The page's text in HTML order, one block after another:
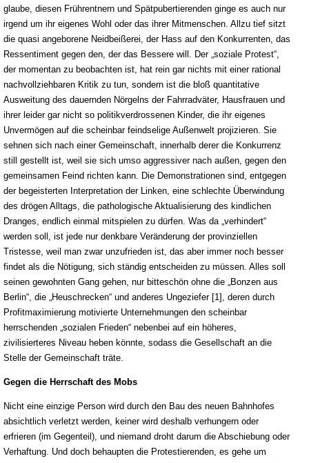
glaube, diesen Frührentnern und Spätpubertierenden ginge es auch nur
irgend um ihr eigenes Wohl oder das ihrer Mitmenschen. Allzu tief sitzt
die quasi angeborene Neidbeißerei, der Hass auf den Konkurrenten, das
Ressentiment gegen den, der das Bessere will. Der „soziale Protest“,
der momentan zu beobachten ist, hat rein gar nichts mit einer rational
nachvollziehbaren Kritik zu tun, sondern ist die bloß quantitative
Ausweitung des dauernden Nörgelns der Fahrradväter, Hausfrauen und
ihrer leider gar nicht so politikverdrossenen Kinder, die ihr eigenes
Unvermögen auf die scheinbar feindselige Außenwelt projizieren. Sie
sehnen sich nach einer Gemeinschaft, innerhalb derer die Konkurrenz
still gestellt ist, weil sie sich umso aggressiver nach außen, gegen den
gemeinsamen Feind richten kann. Die Demonstrationen sind, entgegen
der begeisterten Interpretation der Linken, eine schlechte Überwindung
des drögen Alltags, die pathologische Aktualisierung des kindlichen
Dranges, endlich einmal mitspielen zu dürfen. Was da „verhindert“
werden soll, ist jede nur denkbare Veränderung der provinziellen
Tristesse, weil man zwar unzufrieden ist, das aber immer noch besser
findet als die Nötigung, sich ständig entscheiden zu müssen. Alles soll
seinen gewohnten Gang gehen, nur bitteschön ohne die „Bonzen aus
Berlin“, die „Heuschrecken“ und anderes Ungeziefer [1], deren durch
Profitmaximierung motivierte Unternehmungen den scheinbar
herrschenden „sozialen Frieden“ nebenbei auf ein höheres,
zivilisierteres Niveau heben könnte, sodass die Gesellschaft an die
Stelle der Gemeinschaft träte.
Gegen die Herrschaft des Mobs
Nicht eine einzige Person wird durch den Bau des neuen Bahnhofes
absichtlich verletzt werden, keiner wird deshalb verhungern oder
erfrieren (im Gegenteil), und niemand droht darum die Abschiebung oder
Verhaftung. Und doch behaupten die Protestierenden, es gehe um